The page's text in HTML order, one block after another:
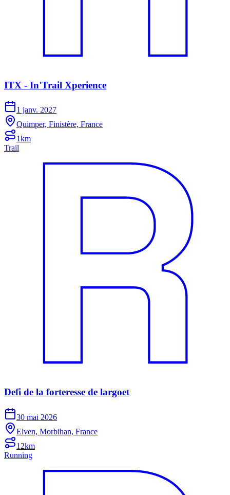
ITX - In'Trail Xperience
1 janv. 2027
Quimper, Finistère, France
1km
Trail
Defi de la forteresse de largoet
30 mai 2026
Elven, Morbihan, France
12km
Running